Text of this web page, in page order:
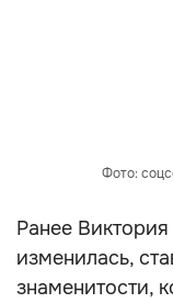
Фото:
Ранее
изменилась,
знаменитости,